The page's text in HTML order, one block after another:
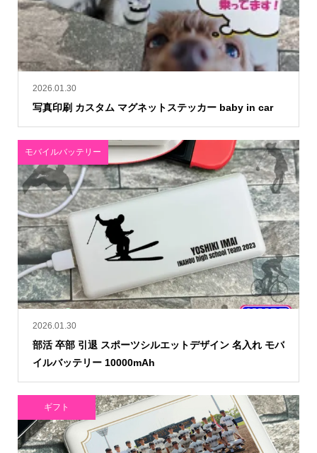
2026.01.30
写真印刷 カスタム マグネットステッカー baby in car
2026.01.30
部活 卒部 引退 スポーツシルエットデザイン 名入れ モバ
イルバッテリー 10000mAh
モバイルバッテリー
ギフト